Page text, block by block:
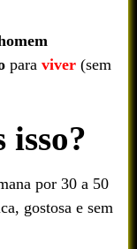
para viver (sem
isso?
por 30 a 50
gostosa e sem